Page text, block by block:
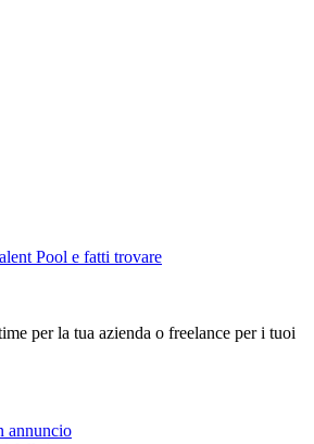
Pool e fatti trovare
per la tua azienda o freelance per i tuoi
annuncio